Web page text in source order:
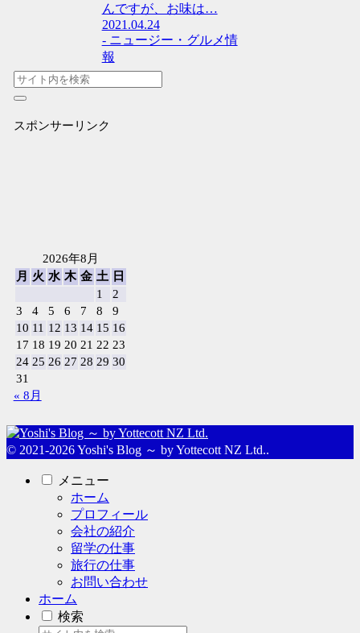
んですが、お味は…
2021.04.24
- ニュージー・グルメ情
報
スポンサーリンク
2026年8月
月
火 水 木 金 土
日
1
2
3
4 5 6 7 8
9
10 11 12 13 14 15 16
17 18 19 20 21 22 23
24 25 26 27 28 29 30
31
« 8月
© 2021-2026 Yoshi's Blog ～ by Yottecott NZ Ltd..
メニュー
ホーム
プロフィール
会社の紹介
留学の仕事
旅行の仕事
お問い合わせ
ホーム
検索